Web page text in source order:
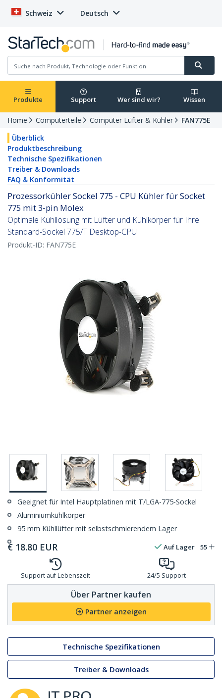
Schweiz Deutsch
Produkte Support Wer sind wir? Wissen
Home Computerteile Computer Lüfter & Kühler
FAN775E
Überblick
Produktbeschreibung
Technische Spezifikationen
Treiber & Downloads
FAQ & Konformität
Prozessorkühler Sockel 775 - CPU Kühler für Socket
775 mit 3-pin Molex
Optimale Kühllösung mit Lüfter und Kühlkörper für Ihre
Standard-Sockel 775/T Desktop-CPU
Produkt-ID: FAN775E
Geeignet für Intel Hauptplatinen mit T/LGA-775-Sockel
Aluminiumkühlkörper
95 mm Kühllüfter mit selbstschmierendem Lager
€ 18.80 EUR Auf Lager 55
Support auf Lebenszeit 24/5 Support
Über Partner kaufen
Partner anzeigen
Technische Spezifikationen
Treiber & Downloads